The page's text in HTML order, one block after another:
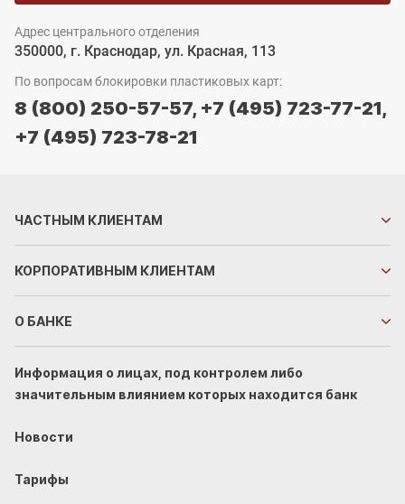
Адрес центрального отделения
350000, г. Краснодар, ул. Красная, 113
По вопросам блокировки пластиковых карт:
8 (800) 250-57-57, +7 (495) 723-77-21,
+7 (495) 723-78-21
ЧАСТНЫМ КЛИЕНТАМ
КОРПОРАТИВНЫМ КЛИЕНТАМ
О БАНКЕ
Информация о лицах, под контролем либо
значительным влиянием которых находится банк
Новости
Тарифы